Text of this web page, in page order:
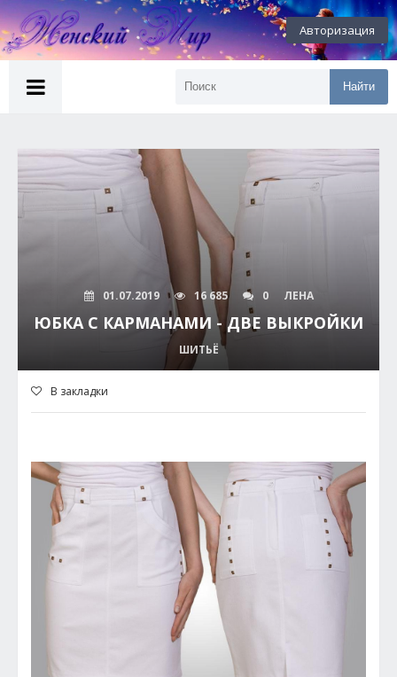
Авторизация
Найти
01.07.2019 16 685 0 ЛЕНА
ЮБКА С КАРМАНАМИ - ДВЕ ВЫКРОЙКИ
ШИТЬЁ
В закладки